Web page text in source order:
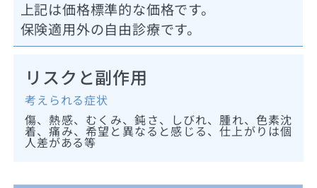
上記は価格標準的な価格です。
保険適用外の自由診療です。
リスクと副作用
考えられる症状
傷、熱感、むくみ、鈍さ、しびれ、腫れ、色素沈
着、痛み、希望と異なると感じる、仕上がりは個
人差がある等